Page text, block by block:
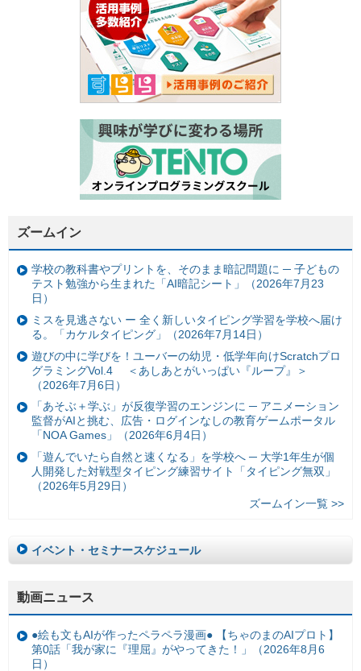
ズームイン
学校の教科書やプリントを、そのまま暗記問題に ─ 子どもの
テスト勉強から生まれた「AI暗記シート」（2026年7月23
日）
ミスを見逃さない ー 全く新しいタイピング学習を学校へ届け
る。「カケルタイピング」（2026年7月14日）
遊びの中に学びを！ユーバーの幼児・低学年向けScratchプロ
グラミングVol.4 ＜あしあとがいっぱい『ループ』＞
（2026年7月6日）
「あそぶ＋学ぶ」が反復学習のエンジンに ─ アニメーション
監督がAIと挑む、広告・ログインなしの教育ゲームポータル
「NOA Games」（2026年6月4日）
「遊んでいたら自然と速くなる」を学校へ ─ 大学1年生が個
人開発した対戦型タイピング練習サイト「タイピング無双」
（2026年5月29日）
ズームイン一覧 >>
イベント・セミナースケジュール
動画ニュース
●絵も文もAIが作ったペラペラ漫画● 【ちゃのまのAIプロト】
第0話「我が家に『理屈』がやってきた！」（2026年8月6
日）